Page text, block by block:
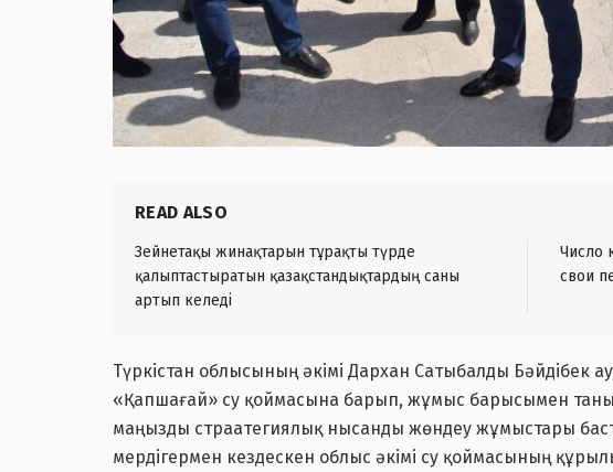
READ ALSO
Зейнетақы жинақтарын тұрақты түрде
қалыптастыратын қазақстандықтардың саны
артып келеді
Число
свои
Түркістан облысының әкімі Дархан Сатыбалды Бәйдібек
«Қапшағай» су қоймасына барып, жұмыс барысымен
маңызды страатегиялық нысанды жөндеу жұмыстары
мердігермен кездескен облыс әкімі су қоймасының